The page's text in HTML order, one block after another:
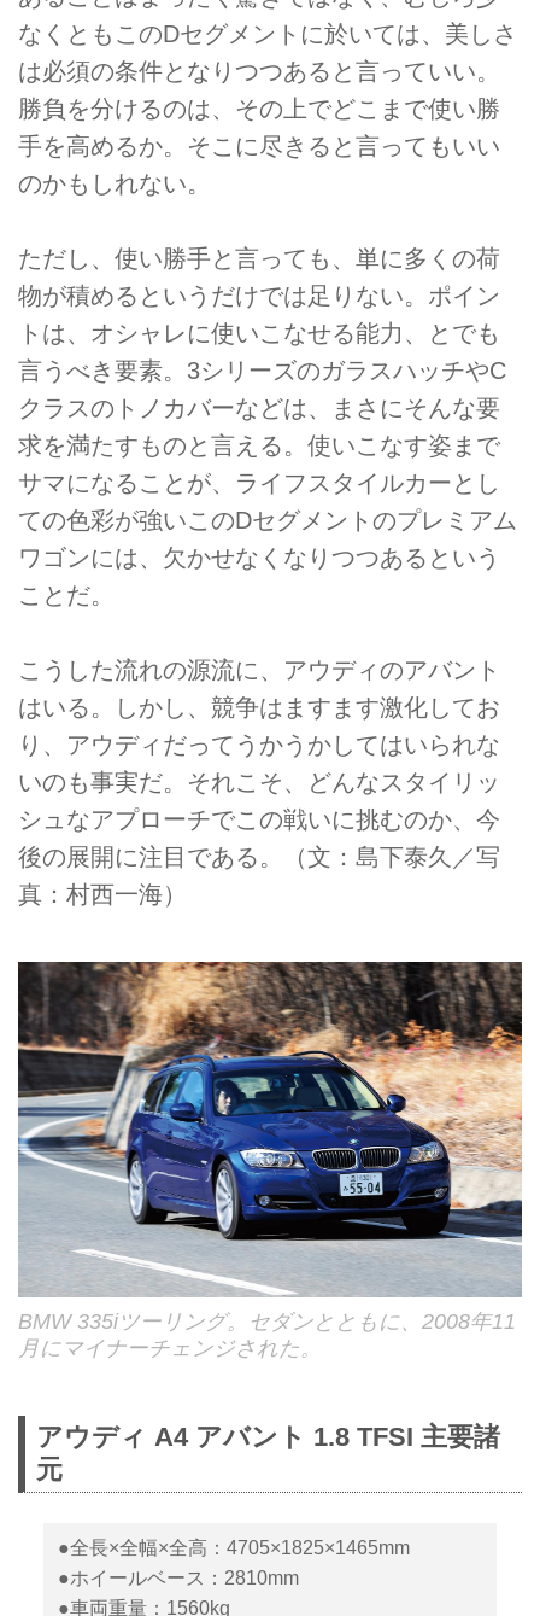
なくともこのDセグメントに於いては、美しさ
は必須の条件となりつつあると言っていい。
勝負を分けるのは、その上でどこまで使い勝
手を高めるか。そこに尽きると言ってもいい
のかもしれない。
ただし、使い勝手と言っても、単に多くの荷
物が積めるというだけでは足りない。ポイン
トは、オシャレに使いこなせる能力、とでも
言うべき要素。3シリーズのガラスハッチやC
クラスのトノカバーなどは、まさにそんな要
求を満たすものと言える。使いこなす姿まで
サマになることが、ライフスタイルカーとし
ての色彩が強いこのDセグメントのプレミアム
ワゴンには、欠かせなくなりつつあるという
ことだ。
こうした流れの源流に、アウディのアバント
はいる。しかし、競争はますます激化してお
り、アウディだってうかうかしてはいられな
いのも事実だ。それこそ、どんなスタイリッ
シュなアプローチでこの戦いに挑むのか、今
後の展開に注目である。（文：島下泰久／写
真：村西一海）
BMW 335iツーリング。セダンとともに、2008年11
月にマイナーチェンジされた。
アウディ A4 アバント 1.8 TFSI 主要諸
元
●全長×全幅×全高：4705×1825×1465mm
●ホイールベース：2810mm
●車両重量：1560kg